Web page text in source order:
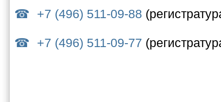
+7 (496) 511-09-88
+7 (496) 511-09-77